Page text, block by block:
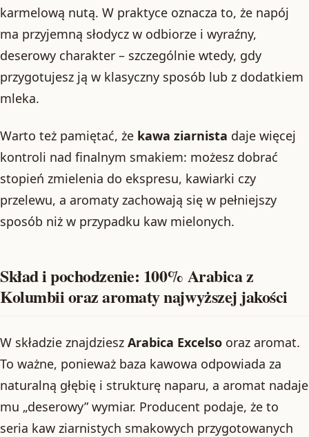
karmelową nutą. W praktyce oznacza to, że napój
ma przyjemną słodycz w odbiorze i wyraźny,
deserowy charakter – szczególnie wtedy, gdy
przygotujesz ją w klasyczny sposób lub z dodatkiem
mleka.
Warto też pamiętać, że kawa ziarnista daje więcej
kontroli nad finalnym smakiem: możesz dobrać
stopień zmielenia do ekspresu, kawiarki czy
przelewu, a aromaty zachowają się w pełniejszy
sposób niż w przypadku kaw mielonych.
Skład i pochodzenie: 100% Arabica z
Kolumbii oraz aromaty najwyższej jakości
W składzie znajdziesz Arabica Excelso oraz aromat.
To ważne, ponieważ baza kawowa odpowiada za
naturalną głębię i strukturę naparu, a aromat nadaje
mu „deserowy” wymiar. Producent podaje, że to
seria kaw ziarnistych smakowych przygotowanych